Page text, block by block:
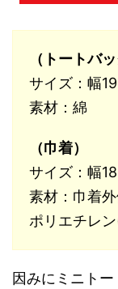
（トートバッ
サイズ：幅
素材：綿
（巾着）
サイズ：幅
素材：巾着
ポリエチレ
因みにミニト